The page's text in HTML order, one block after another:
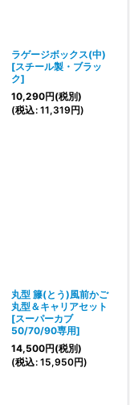
ラゲージボックス(中)
[スチール製・ブラッ
ク]
10,290円(税別)
(税込: 11,319円)
丸型 籐(とう)風前かご
丸型＆キャリアセット
[スーパーカブ
50/70/90専用]
14,500円(税別)
(税込: 15,950円)